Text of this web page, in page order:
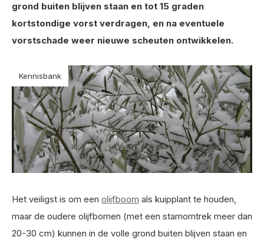
grond buiten blijven staan en tot 15 graden
kortstondige vorst verdragen, en na eventuele
vorstschade weer nieuwe scheuten ontwikkelen.
Kennisbank
Het veiligst is om een olijfboom als kuipplant te houden,
maar de oudere olijfbomen (met een stamomtrek meer dan
20-30 cm) kunnen in de volle grond buiten blijven staan en